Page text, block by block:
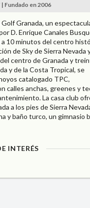
Fundado en 2006
Granada, un
D. Enrique Canales
a 10 minutos del centro
de Sky de Sierra Nevada
centro de Granada y
y de la Costa Tropical, se
catalogado TPC,
calles anchas, greenes y
La casa club
a los pies de Sierra
y baño turco, un gimnasio
INTERÉS